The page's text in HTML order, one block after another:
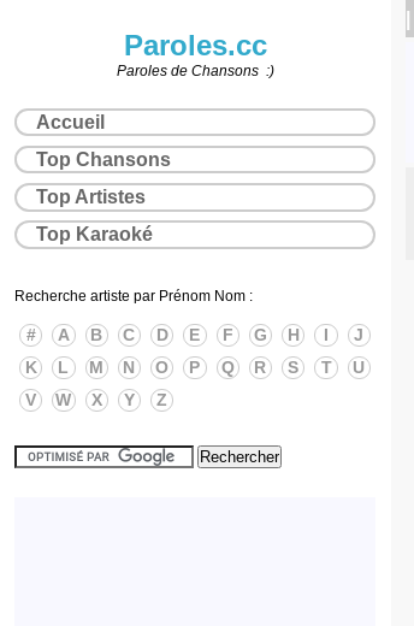
Paroles.cc
Paroles de Chansons :)
Accueil
Top Chansons
Top Artistes
Top Karaoké
Recherche artiste par Prénom Nom :
# A B C D E F G H I
J
K
L M N O P Q R S T
U
V
W X Y Z